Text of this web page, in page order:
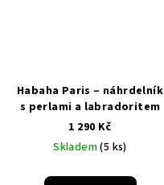
Habaha Paris – náhrdelník
s perlami a labradoritem
1 290 Kč
Skladem(5 ks)